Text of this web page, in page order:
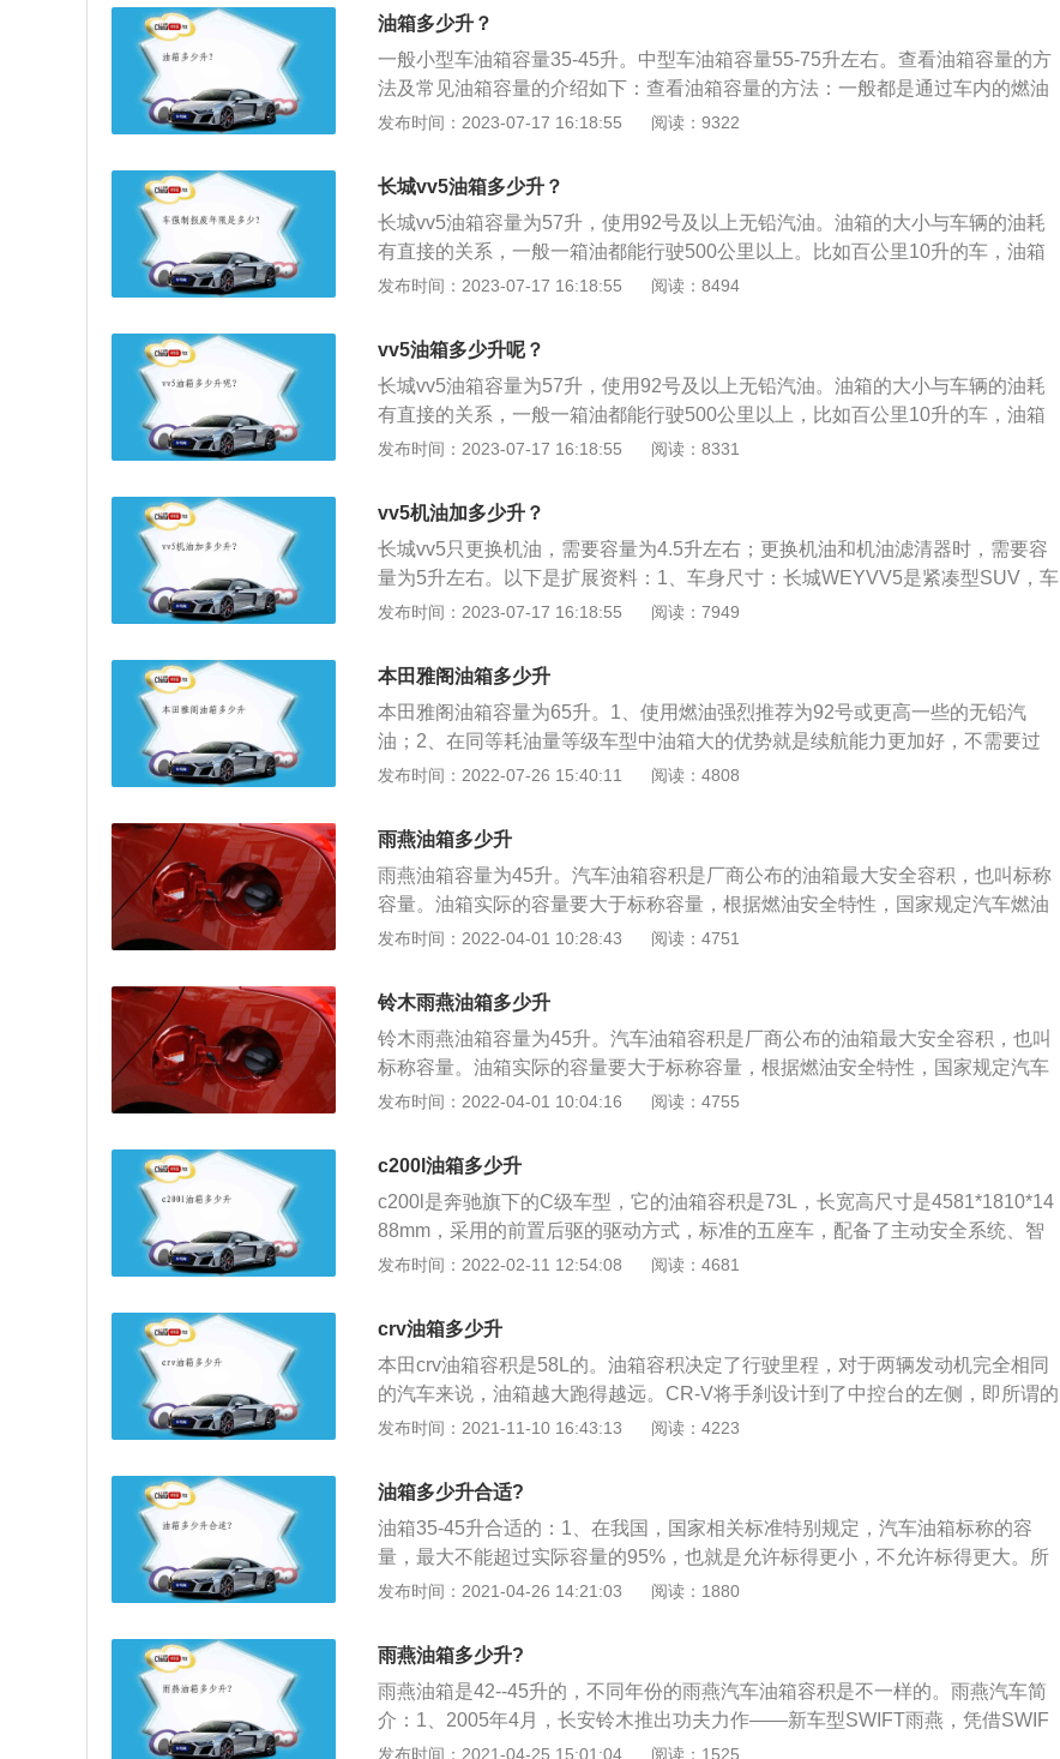
围和水的腐化，保护引擎。
相同。比如油箱内液位接近报警点时，高速行驶、转弯、上下坡、紧急制动、强
烈震动等。会导致报警灯闪烁，这不是唯一的标准。一般来说，用户手册中的油
箱容量小于实际加油量。产生这个误差的原因是汽车厂家标定的油箱容积是从油
箱底部到安全裕量的容积，安全裕量到油箱口有一定的距离。这个空的距离是为
了保证油箱中的油在温度变高时会膨胀，不至于安全溢出油箱。如果加油时在油
等多种原因都会影响油箱的容量。
油箱多少升？
一般小型车油箱容量35-45升。中型车油箱容量55-75升左右。查看油箱容量的方
法及常见油箱容量的介绍如下：查看油箱容量的方法：一般都是通过车内的燃油
表进行读数观察，如没有其他问题，油量的数值会真实地反应到油表上。仪表的
要加油，以避免开到半路没有汽油的情况发生。常见汽车的油箱容量：一般小型
车的油箱容量35-45升，中型车油箱容量55-75升左右。加满一油箱后一般都可以
行驶500公里左右，根据汽车的排量大小，油耗大的油箱就大，油耗小的油箱就
小。
发布时间：2023-07-17 16:18:55 阅读：9322
长城vv5油箱多少升？
长城vv5油箱容量为57升，使用92号及以上无铅汽油。油箱的大小与车辆的油耗
有直接的关系，一般一箱油都能行驶500公里以上。比如百公里10升的车，油箱
容积都在60升左右。以下是关于长城汽车的详细介绍：概况：长城汽车是成立于
新能源汽车等车型。长城汽车是中国首家在香港H股上市的民营汽车企业、国内
规模最大的SUV、皮卡专业厂、跨国公司。其他：旗下品牌有哈弗、WEY、欧
拉、坦克、长城皮卡等。长城汽车坚持在技术研发上采取“过度投入”策略，注重
有效研发，追求领先。
发布时间：2023-07-17 16:18:55 阅读：8494
vv5油箱多少升呢？
长城vv5油箱容量为57升，使用92号及以上无铅汽油。油箱的大小与车辆的油耗
有直接的关系，一般一箱油都能行驶500公里以上，比如百公里10升的车，油箱
容积都在60升左右。以下为扩展内容：注意事项：车主根据车上的车油表警示灯
种因素的影响，每次警示灯闪亮后油箱所剩容量不完全一样。举例说明：当油箱
内液面接近报警点时，车辆高速行驶、转弯、上下坡、紧急刹车、强烈震动等都
会导致报警灯闪亮，不是唯一标准。
发布时间：2023-07-17 16:18:55 阅读：8331
vv5机油加多少升？
长城vv5只更换机油，需要容量为4.5升左右；更换机油和机油滤清器时，需要容
量为5升左右。以下是扩展资料：1、车身尺寸：长城WEYVV5是紧凑型SUV，车
身长宽高分别为4462mm、1857mm、1638mm，轴距为2680mm。2、WEY：W
00多人的国际研发团队历时四年打造出的中国豪华SUV品牌。主要生产VV7、V
V5及新能源系列车型。3、长城汽车：WEY来自中国SUV生产商长城汽车。长城
汽车创始人魏建军(JackWey)任产品经理，聚集国际研发团队，打造出中国豪华S
UV品牌。
发布时间：2023-07-17 16:18:55 阅读：7949
本田雅阁油箱多少升
本田雅阁油箱容量为65升。1、使用燃油强烈推荐为92号或更高一些的无铅汽
油；2、在同等耗油量等级车型中油箱大的优势就是续航能力更加好，不需要过
于频繁地加油。一般油箱设计在后排座椅下，汽车燃油的供应主要经过燃油泵的
管，由电池阀控制喷油器喷油。看起来简易的燃油箱，其内部结构则是一个比较
复杂的系统，先在大多数油箱材料采用高分子工程塑料，在撞击时不会产生火
花、静电等情况，而且重量轻应用广泛。本田雅阁加油常见注意事项：1、将加
油枪准确放置加油口内，否则容易外溢引起火灾，导致人身损害。2、油箱盖一
定要关严，否则轻则燃油挥发，重则出现事故。3、加油时，不主张人员在车内
油枪以前，避免静电。4、加油时关掉发动机及其所有电源，避免电流或高温引
起火灾事故。5、严禁加油时抽烟、打电话等行为。6、要是剩余油量现已少于1/
4，请尽早到最近加油站加油，防止抛锚。
发布时间：2022-07-26 15:40:11 阅读：4808
雨燕油箱多少升
雨燕油箱容量为45升。汽车油箱容积是厂商公布的油箱最大安全容积，也叫标称
容量。油箱实际的容量要大于标称容量，根据燃油安全特性，国家规定汽车燃油
箱标称容量是额定容量的95%，所以加满油时会比标称容量多10%油量是属于正
于溢出油箱的安全空间。
发布时间：2022-04-01 10:28:43 阅读：4751
铃木雨燕油箱多少升
铃木雨燕油箱容量为45升。汽车油箱容积是厂商公布的油箱最大安全容积，也叫
标称容量。油箱实际的容量要大于标称容量，根据燃油安全特性，国家规定汽车
燃油箱标称容量是额定容量的95%，所以加满油时会比标称容量多10%油量是属
不至于溢出油箱的安全空间。
发布时间：2022-04-01 10:04:16 阅读：4755
c200l油箱多少升
c200l是奔驰旗下的C级车型，它的油箱容积是73L，长宽高尺寸是4581*1810*14
88mm，采用的前置后驱的驱动方式，标准的五座车，配备了主动安全系统、智
能化照明系统、预防性安全系统等，是集实用性与安全性于一体的车型。奔驰C2
1442mm。而长轴距版本的轴距是2920mm，车身尺寸是4783*1810*1442mm，
两款车型的长度相差97mm，轴距相差80mm。外形上都是采用了AMG运动外
形，C200L的四驱车型还增加了加长的标识，是一个艺术变形的“L”，看起来像是
一只小鸟。
发布时间：2022-02-11 12:54:08 阅读：4681
crv油箱多少升
本田crv油箱容积是58L的。油箱容积决定了行驶里程，对于两辆发动机完全相同
的汽车来说，油箱越大跑得越远。CR-V将手刹设计到了中控台的左侧，即所谓的
怀排式，不仅操纵起来方便了不少，而且也使前排的空间更加宽阔。中控台看上
奥德赛及飞度的影子。前扶手摒弃了传统的中央扶手，而是在正副驾驶位上各设
了一个单独的扶手，两个扶手中间有两个杯架，这些设计都很周到。CR-V的座椅
设计很独特，前排座椅取掉头枕后可以放平，与后排座椅形成一张床，虽然有点
儿窄，但还是比较很舒服的。后排座椅可以6/4分折，也可以折叠起来推到前排座
椅的后面，为行李舱留下更大的空间。在行李舱的下面放了张野餐桌，偶尔野餐
发布时间：2021-11-10 16:43:13 阅读：4223
油箱多少升合适?
油箱35-45升合适的：1、在我国，国家相关标准特别规定，汽车油箱标称的容
量，最大不能超过实际容量的95%，也就是允许标得更小，不允许标得更大。所
以，油箱实际的容量一般都大于标称容量；2、油箱的保养，主要是结合汽车一
象；3、对装有空气阀和蒸气阀的油箱盖，还应检查其通气孔是否畅通。加油口
的滤网应保持完好—以免加油时杂质进入油箱里，堵塞油路。
发布时间：2021-04-26 14:21:03 阅读：1880
雨燕油箱多少升?
雨燕油箱是42--45升的，不同年份的雨燕汽车油箱容积是不一样的。雨燕汽车简
介：1、2005年4月，长安铃木推出功夫力作——新车型SWIFT雨燕，凭借SWIF
T雨燕的时尚动感、良好操控动力、顶级安全、超人性化配置，长安铃木重新定
发布时间：2021-04-25 15:01:04 阅读：1525